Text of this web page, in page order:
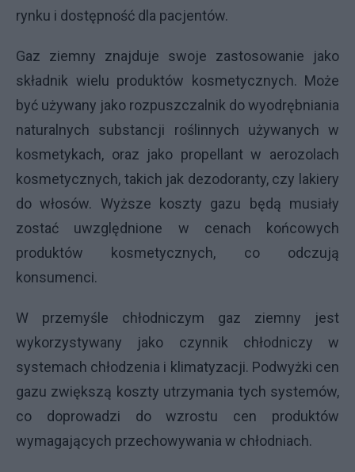
rynku i dostępność dla pacjentów.
Gaz ziemny znajduje swoje zastosowanie jako
składnik wielu produktów kosmetycznych. Może
być używany jako rozpuszczalnik do wyodrębniania
naturalnych substancji roślinnych używanych w
kosmetykach, oraz jako propellant w aerozolach
kosmetycznych, takich jak dezodoranty, czy lakiery
do włosów. Wyższe koszty gazu będą musiały
zostać uwzględnione w cenach końcowych
produktów kosmetycznych, co odczują
konsumenci.
W przemyśle chłodniczym gaz ziemny jest
wykorzystywany jako czynnik chłodniczy w
systemach chłodzenia i klimatyzacji. Podwyżki cen
gazu zwiększą koszty utrzymania tych systemów,
co doprowadzi do wzrostu cen produktów
wymagających przechowywania w chłodniach.